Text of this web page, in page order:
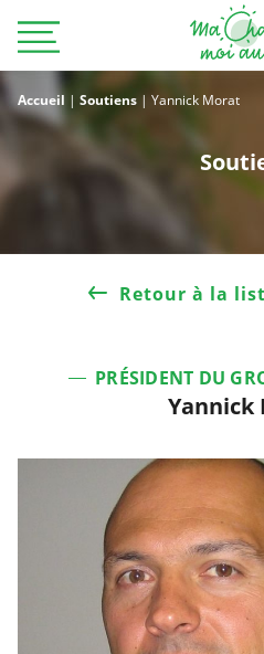
Accueil | Soutiens | Yannick Morat
Retour à la
PRÉSIDENT DU
Yannick